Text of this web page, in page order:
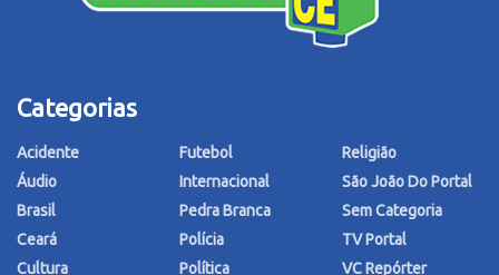
Categorias
Acidente
Áudio
Brasil
Ceará
Cultura
Futebol
Internacional
Pedra Branca
Polícia
Política
Religião
São João Do Portal
Sem Categoria
TV Portal
VC Repórter